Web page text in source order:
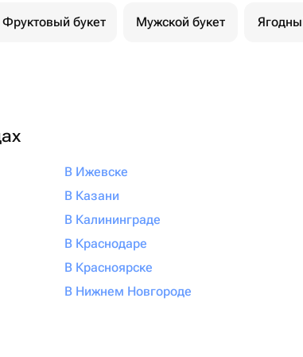
Фруктовый букет Мужской букет
В Ижевске
В Казани
В Калининграде
В Краснодаре
В Красноярске
В Нижнем Новгороде